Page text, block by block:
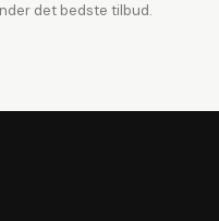
det bedste tilbud.